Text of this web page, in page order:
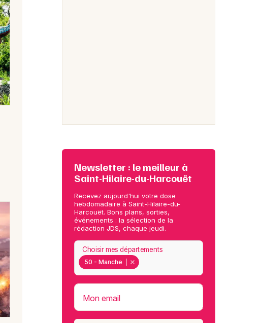
Newsletter : le meilleur à
Saint-Hilaire-du-Harcouët
Recevez aujourd'hui votre dose
hebdomadaire à Saint-Hilaire-du-
Harcouët. Bons plans, sorties,
événements : la sélection de la
rédaction JDS, chaque jeudi.
50 - Manche
Choisir mes départements
Mon email